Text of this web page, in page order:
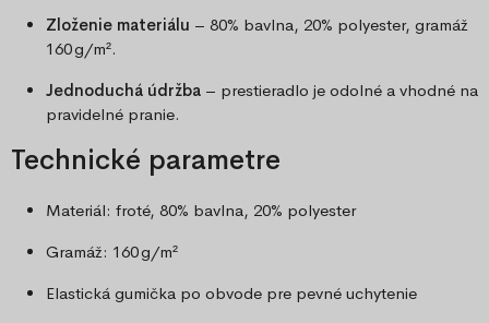
Zloženie materiálu – 80% bavlna, 20% polyester, gramáž
160 g/m².
Jednoduchá údržba – prestieradlo je odolné a vhodné na
pravidelné pranie.
Technické parametre
Materiál: froté, 80% bavlna, 20% polyester
Gramáž: 160 g/m²
Elastická gumička po obvode pre pevné uchytenie